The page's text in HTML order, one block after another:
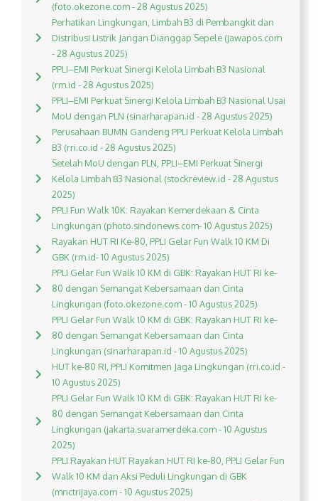
(foto.okezone.com - 28 Agustus 2025)
Perhatikan Lingkungan, Limbah B3 di Pembangkit dan
Distribusi Listrik Jangan Dianggap Sepele (jawapos.com
- 28 Agustus 2025)
PPLI–EMI Perkuat Sinergi Kelola Limbah B3 Nasional
(rm.id - 28 Agustus 2025)
PPLI–EMI Perkuat Sinergi Kelola Limbah B3 Nasional Usai
MoU dengan PLN (sinarharapan.id - 28 Agustus 2025)
Perusahaan BUMN Gandeng PPLI Perkuat Kelola Limbah
B3 (rri.co.id - 28 Agustus 2025)
Setelah MoU dengan PLN, PPLI–EMI Perkuat Sinergi
Kelola Limbah B3 Nasional (stockreview.id - 28 Agustus
2025)
PPLI Fun Walk 10K: Rayakan Kemerdekaan & Cinta
Lingkungan (photo.sindonews.com- 10 Agustus 2025)
Rayakan HUT RI Ke-80, PPLI Gelar Fun Walk 10 KM Di
GBK (rm.id- 10 Agustus 2025)
PPLI Gelar Fun Walk 10 KM di GBK: Rayakan HUT RI ke-
80 dengan Semangat Kebersamaan dan Cinta
Lingkungan (foto.okezone.com - 10 Agustus 2025)
PPLI Gelar Fun Walk 10 KM di GBK: Rayakan HUT RI ke-
80 dengan Semangat Kebersamaan dan Cinta
Lingkungan (sinarharapan.id - 10 Agustus 2025)
HUT ke-80 RI, PPLI Komitmen Jaga Lingkungan (rri.co.id -
10 Agustus 2025)
PPLI Gelar Fun Walk 10 KM di GBK: Rayakan HUT RI ke-
80 dengan Semangat Kebersamaan dan Cinta
Lingkungan (jakarta.suaramerdeka.com - 10 Agustus
2025)
PPLI Rayakan HUT Rayakan HUT RI ke-80, PPLI Gelar Fun
Walk 10 KM dan Aksi Peduli Lingkungan di GBK
(mnctrijaya.com - 10 Agustus 2025)